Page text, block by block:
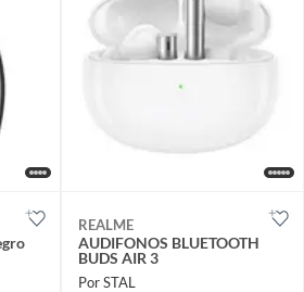
REALME
AUDIFONOS BLUETOOTH
BUDS AIR 3
Por STAL